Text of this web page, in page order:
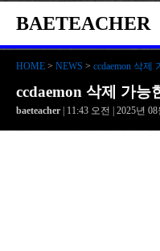
BAETEACHER
HOME > NEWS > ccdaemon 삭제
ccdaemon 삭제 가능
baeteacher | 11:43 오전 | 2025년